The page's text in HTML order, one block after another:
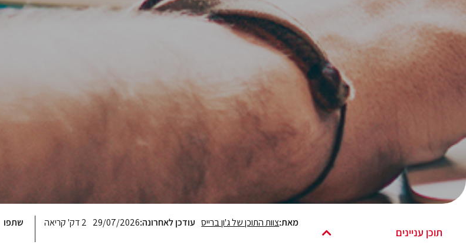
תוכן עניינים
מאת:צוות התוכן של ג'ון ברייס עודכן לאחרונה:29/07/2026 2 דק' קריאה שתפו